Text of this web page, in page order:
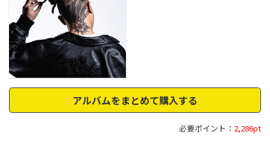
アルバムをまとめて購入する
必要ポイント： 2,286pt